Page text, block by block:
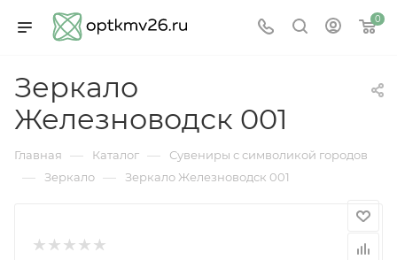
0
Зеркало
Железноводск 001
Главная — Каталог — Сувениры с символикой городов
— Зеркало — Зеркало Железноводск 001